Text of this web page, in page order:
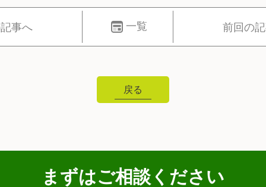
事へ 一覧 前回の
戻る
まずはご相談ください